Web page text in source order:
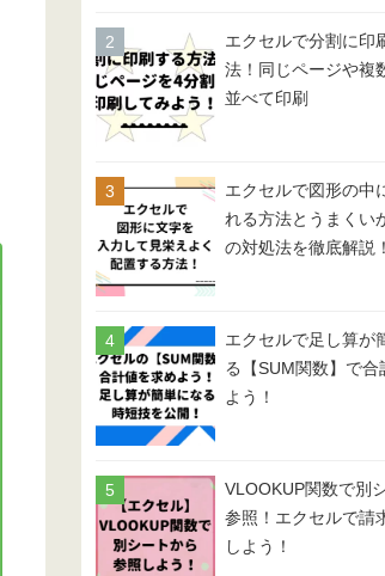
エクセルで分割に印
法！同じページや複
並べて印刷
エクセルで図形の中
れる方法とうまくい
の対処法を徹底解説！
エクセルで足し算が
る【SUM関数】で合
よう！
VLOOKUP関数で別
参照！エクセルで請
しよう！